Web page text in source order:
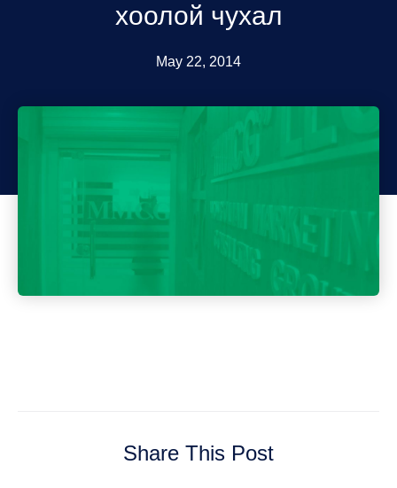
хоолой чухал
May 22, 2014
Share This Post